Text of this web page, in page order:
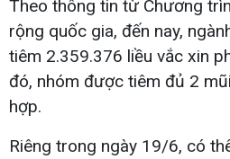
Theo thông tin từ Chương
rộng quốc gia, đến nay,
tiêm 2.359.376 liều vắc xin
đó, nhóm được tiêm đủ 2
hợp.
Riêng trong ngày 19/6, có